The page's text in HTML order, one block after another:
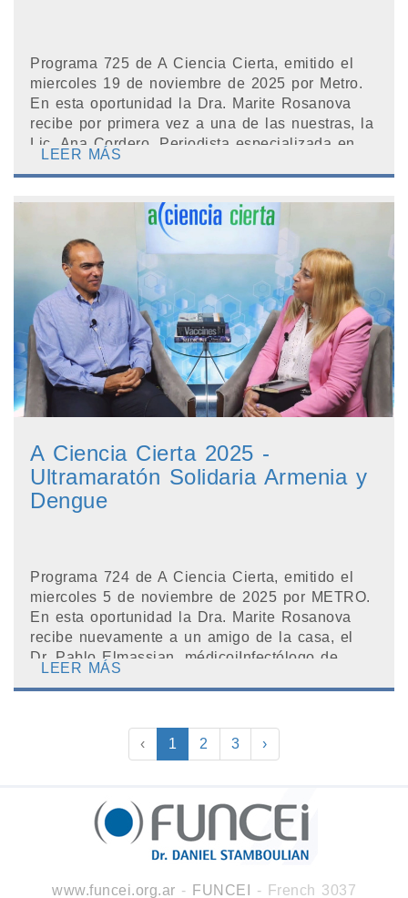
Programa 725 de A Ciencia Cierta, emitido el
miercoles 19 de noviembre de 2025 por Metro.
En esta oportunidad la Dra. Marite Rosanova
recibe por primera vez a una de las nuestras, la
Lic. Ana Cordero, Periodista especializada en
Comunicac...
LEER MÁS
A Ciencia Cierta 2025 -
Ultramaratón Solidaria Armenia y
Dengue
Programa 724 de A Ciencia Cierta, emitido el
miercoles 5 de noviembre de 2025 por METRO.
En esta oportunidad la Dra. Marite Rosanova
recibe nuevamente a un amigo de la casa, el
Dr. Pablo Elmassian, médicoiInfectólogo de
Func...
LEER MÁS
‹ 1 2 3 ›
www.funcei.org.ar - FUNCEI - French 3037